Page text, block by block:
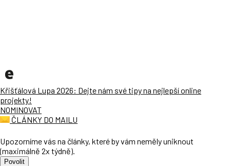
Křišťálová Lupa 2026: Dejte nám své tipy na nejlepší online
projekty!
NOMINOVAT
ČLÁNKY DO MAILU
Upozorníme vás na články, které by vám neměly uniknout
(maximálně 2x týdně).
Povolit